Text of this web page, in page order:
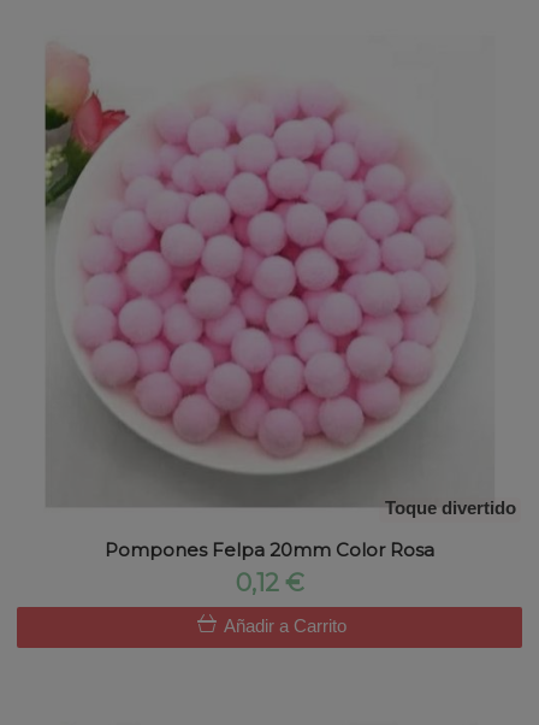
Toque divertido
Pompones Felpa 20mm Color Rosa
0,12 €
Añadir a Carrito